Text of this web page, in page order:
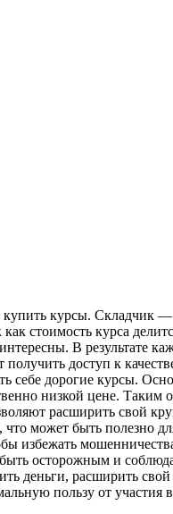
курсы. Склaдчик
стоимость курса
В результате
получить доступ к
себе дорогие курсы.
низкой цене. Таким
расширить свой
может быть полезно
избежать
осторожным и
деньги, расширить
пользу от участия в